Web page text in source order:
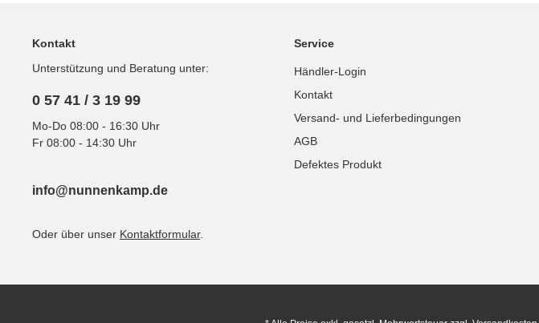
Kontakt
Unterstützung und Beratung unter:
0 57 41 / 3 19 99
Mo-Do 08:00 - 16:30 Uhr
Fr 08:00 - 14:30 Uhr
info@nunnenkamp.de
Oder über unser Kontaktformular.
Service
Händler-Login
Kontakt
Versand- und Lieferbedingungen
AGB
Defektes Produkt